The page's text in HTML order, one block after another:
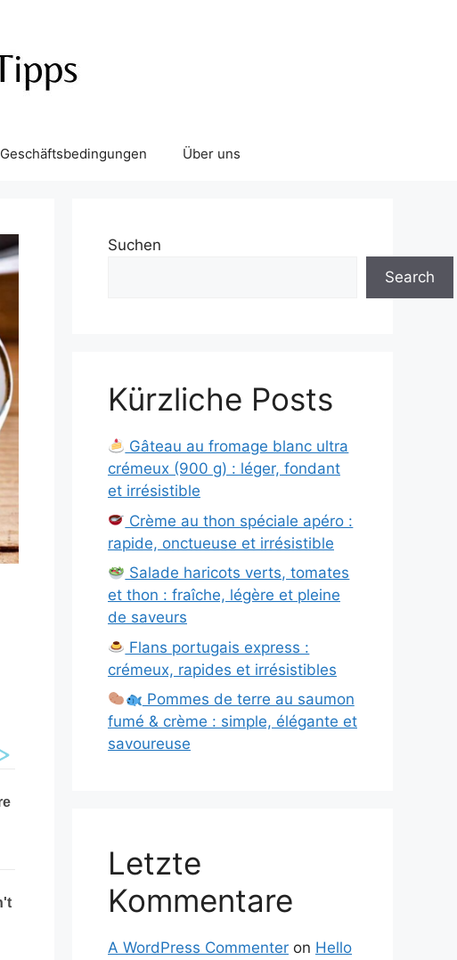
Geschäftsbedingungen Über uns
Suchen
Search
Kürzliche Posts
Gâteau au fromage blanc ultra
crémeux (900 g) : léger, fondant
et irrésistible
Crème au thon spéciale apéro :
rapide, onctueuse et irrésistible
Salade haricots verts, tomates
et thon : fraîche, légère et pleine
de saveurs
Flans portugais express :
crémeux, rapides et irrésistibles
Pommes de terre au saumon
fumé & crème : simple, élégante et
savoureuse
Letzte
Kommentare
A WordPress Commenter on Hello